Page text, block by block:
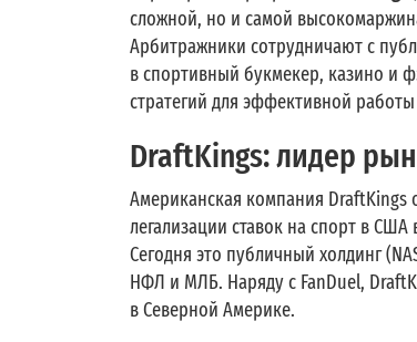
сложной, но и самой
Арбитражники сотрудничают с
в спортивный букмекер, казино и
стратегий для эффективной работы
DraftKings: лидер
Американская компания DraftKings
легализации ставок на спорт в США
Сегодня это публичный холдинг
НФЛ и МЛБ. Наряду с FanDuel,
в Северной Америке.